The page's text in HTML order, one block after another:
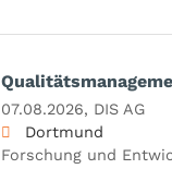
07.08.2026, DIS AG
Dortmund
Forschung und